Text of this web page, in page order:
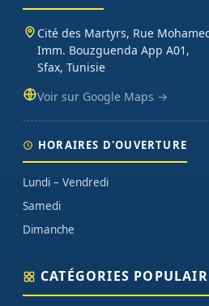
Cité des Martyrs, Rue
Imm. Bouzguenda App A01,
Sfax, Tunisie
Voir sur Google Maps →
HORAIRES D'OUVERTURE
Lundi – Vendredi
Samedi
Dimanche
CATÉGORIES